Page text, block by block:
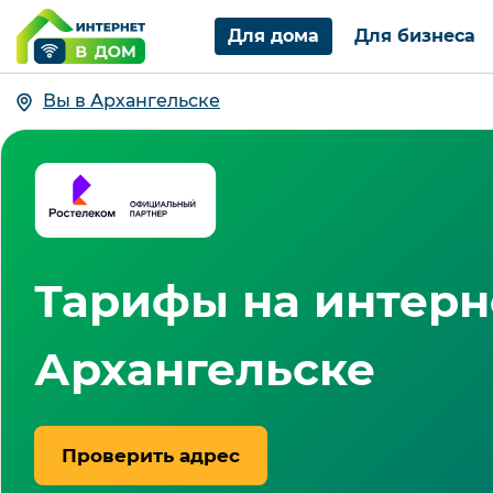
Для дома Для бизнеса
Вы в Архангельске
Тарифы на
Архангельске
Проверить адрес